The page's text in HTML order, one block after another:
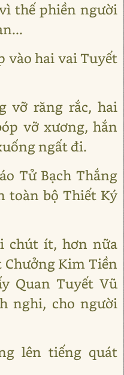
thế phiền người
vào hai vai Tuyết
vỡ răng rắc, hai
vỡ xương, hắn
ngất đi.
Tử Bạch Thắng
toàn bộ Thiết Ký
chút ít, hơn nữa
Kim Tiền
Quan Tuyết Vũ
nghi, cho người
lên tiếng quát